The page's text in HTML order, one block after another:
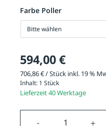
Farbe Poller
Bitte wählen
594,00 €
706,86 € / Stück inkl. 19 %
Inhalt: 1 Stück
Lieferzeit 40 Werktage
Produkt